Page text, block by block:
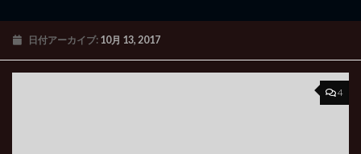
日付アーカイブ: 10月 13, 2017
4